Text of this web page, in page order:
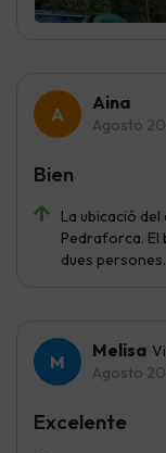
Aina
Agosto
La ubicació
Pedraforca. El
dues persones.
Bien
Melisa
Agosto
Excelente